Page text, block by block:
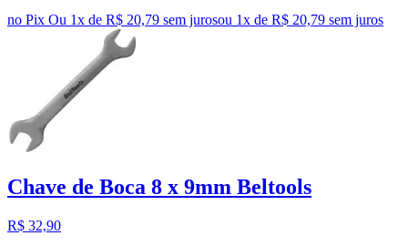
no Pix Ou 1x de R$ 20,79 sem jurosou 1x de R$ 20,79 sem juros
Chave de Boca 8 x 9mm Beltools
R$ 32,90